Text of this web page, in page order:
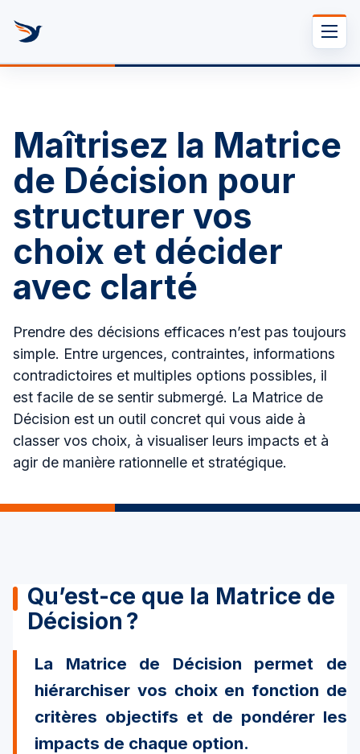
Maîtrisez la Matrice
de Décision pour
structurer vos
choix et décider
avec clarté
Prendre des décisions efficaces n’est pas toujours
simple. Entre urgences, contraintes, informations
contradictoires et multiples options possibles, il
est facile de se sentir submergé. La Matrice de
Décision est un outil concret qui vous aide à
classer vos choix, à visualiser leurs impacts et à
agir de manière rationnelle et stratégique.
Qu’est-ce que la Matrice de
Décision ?
La Matrice de Décision permet de
hiérarchiser vos choixen fonction de
critères objectifs et de pondérer les
impacts de chaque option.